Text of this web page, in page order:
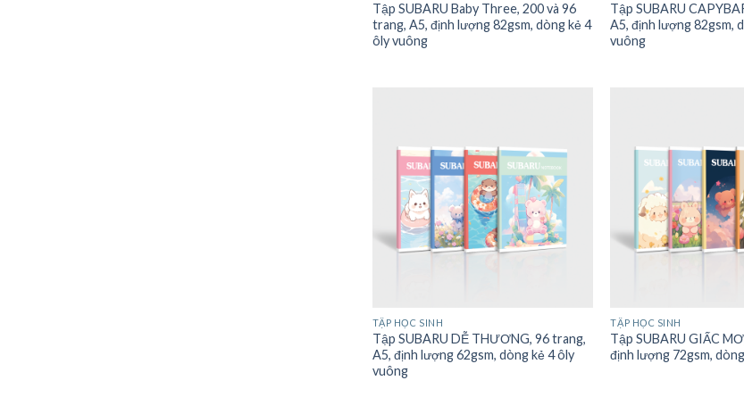
Tập SUBARU Baby Three, 200 và 96
trang, A5, định lượng 82gsm, dòng kẻ 4
ôly vuông
Tập SUBARU
A5, định lượng 82gsm,
vuông
TẬP HỌC SINH
Tập SUBARU DỄ THƯƠNG, 96 trang,
A5, định lượng 62gsm, dòng kẻ 4 ôly
vuông
TẬP HỌC SINH
Tập SUBARU GIẤC
định lượng 72gsm,